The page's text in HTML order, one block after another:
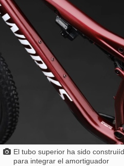
El tubo superior ha sido
para integrar el amortiguador